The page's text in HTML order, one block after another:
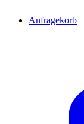
Anfragekorb